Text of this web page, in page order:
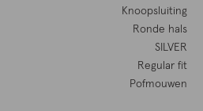
Knoopsluiting
Ronde hals
SILVER
Regular fit
Pofmouwen